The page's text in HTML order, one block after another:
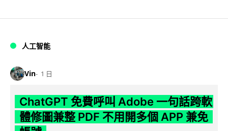
人工智能
Vin 1 日
ChatGPT 免費呼叫 Adobe 一句話跨軟
體修圖兼整 PDF 不用開多個 APP 兼免